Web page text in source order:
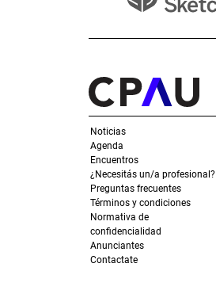
Noticias
Agenda
Encuentros
¿Necesitás un/a profesional?
Preguntas frecuentes
Términos y condiciones
Normativa de
confidencialidad
Anunciantes
Contactate